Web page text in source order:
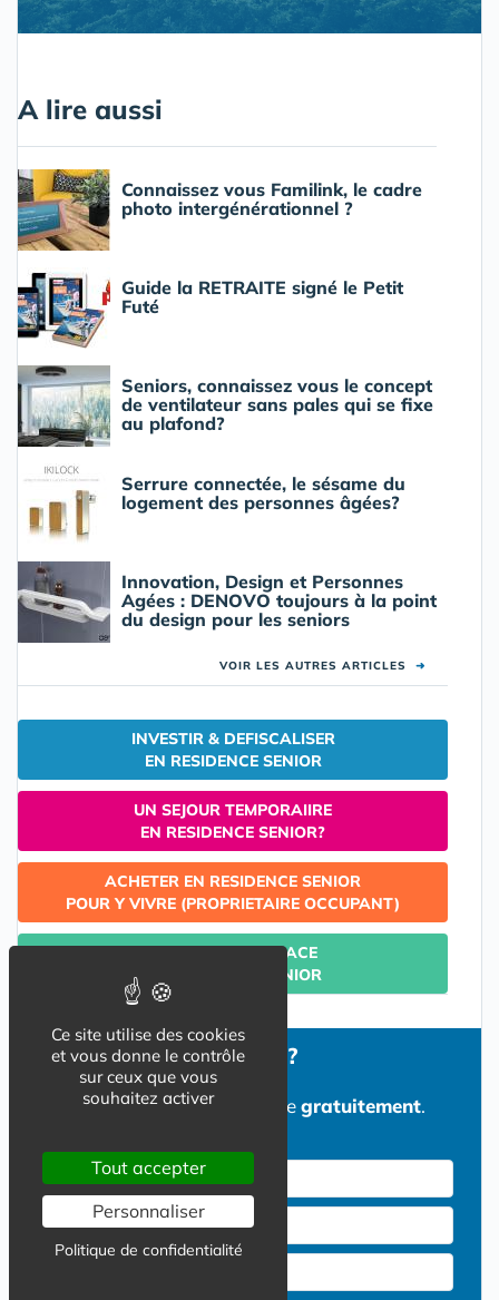
A lire aussi
Connaissez vous Familink, le cadre
photo intergénérationnel ?
Guide la RETRAITE signé le Petit
Futé
Seniors, connaissez vous le concept
de ventilateur sans pales qui se fixe
au plafond?
Serrure connectée, le sésame du
logement des personnes âgées?
Innovation, Design et Personnes
Agées : DENOVO toujours à la point
du design pour les seniors
VOIR LES AUTRES ARTICLES ➜
INVESTIR & DEFISCALISER
EN RESIDENCE SENIOR
UN SEJOUR TEMPORAIIRE
EN RESIDENCE SENIOR?
ACHETER EN RESIDENCE SENIOR
POUR Y VIVRE (PROPRIETAIRE OCCUPANT)
TROUVER UNE PLACE
EN RESIDENCE SENIOR
Besoin d'informations ?
Un conseiller vous recontactegratuitement.
Nom *
Prénom *
Ce site utilise des cookies
et vous donne le contrôle
sur ceux que vous
souhaitez activer
Tout accepter
Personnaliser
Politique de confidentialité